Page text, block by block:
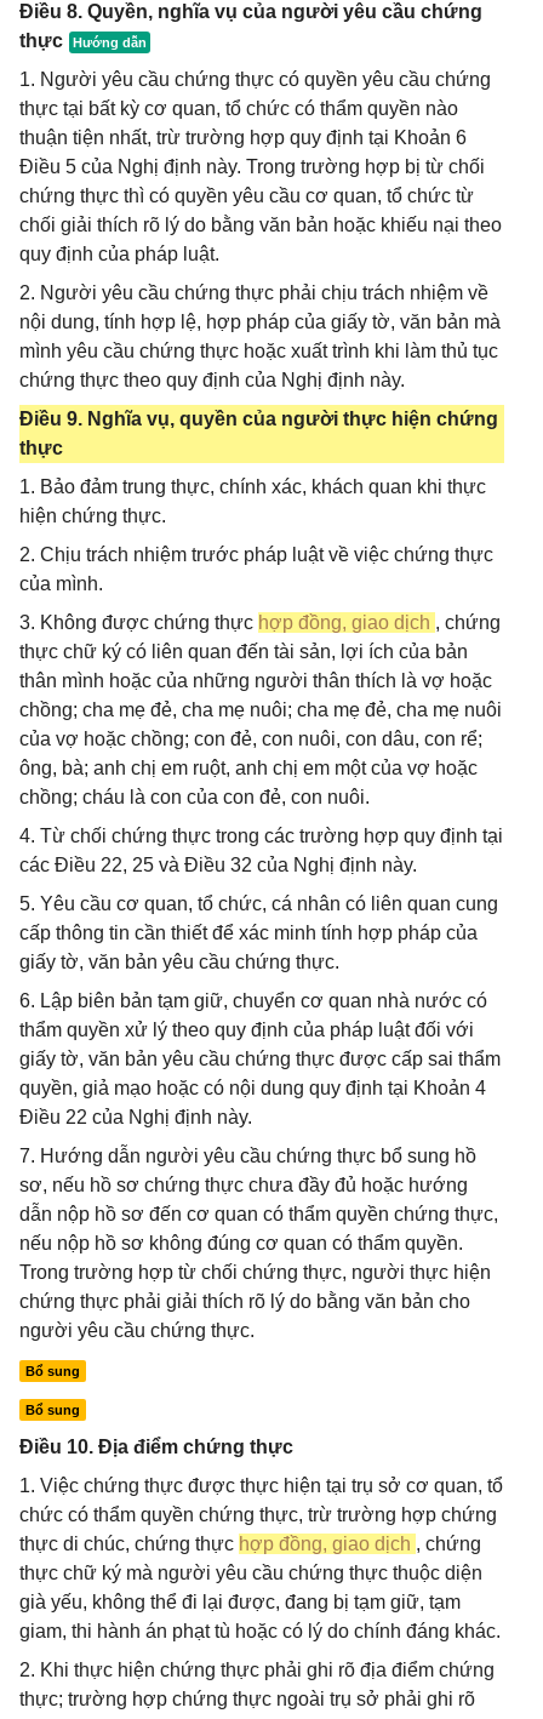
Điều 8. Quyền, nghĩa vụ của người yêu cầu chứng
thực
1. Người yêu cầu chứng thực có quyền yêu cầu chứng
thực tại bất kỳ cơ quan, tổ chức có thẩm quyền nào
thuận tiện nhất, trừ trường hợp quy định tại Khoản 6
Điều 5 của Nghị định này. Trong trường hợp bị từ chối
chứng thực thì có quyền yêu cầu cơ quan, tổ chức từ
chối giải thích rõ lý do bằng văn bản hoặc khiếu nại theo
quy định của pháp luật.
2. Người yêu cầu chứng thực phải chịu trách nhiệm về
nội dung, tính hợp lệ, hợp pháp của giấy tờ, văn bản mà
mình yêu cầu chứng thực hoặc xuất trình khi làm thủ tục
chứng thực theo quy định của Nghị định này.
Điều 9. Nghĩa vụ, quyền của người thực hiện chứng
thực
1. Bảo đảm trung thực, chính xác, khách quan khi thực
hiện chứng thực.
2. Chịu trách nhiệm trước pháp luật về việc chứng thực
của mình.
3. Không được chứng thực hợp đồng, giao dịch , chứng
thực chữ ký có liên quan đến tài sản, lợi ích của bản
thân mình hoặc của những người thân thích là vợ hoặc
chồng; cha mẹ đẻ, cha mẹ nuôi; cha mẹ đẻ, cha mẹ nuôi
của vợ hoặc chồng; con đẻ, con nuôi, con dâu, con rể;
ông, bà; anh chị em ruột, anh chị em một của vợ hoặc
chồng; cháu là con của con đẻ, con nuôi.
4. Từ chối chứng thực trong các trường hợp quy định tại
các Điều 22, 25 và Điều 32 của Nghị định này.
5. Yêu cầu cơ quan, tổ chức, cá nhân có liên quan cung
cấp thông tin cần thiết để xác minh tính hợp pháp của
giấy tờ, văn bản yêu cầu chứng thực.
6. Lập biên bản tạm giữ, chuyển cơ quan nhà nước có
thẩm quyền xử lý theo quy định của pháp luật đối với
giấy tờ, văn bản yêu cầu chứng thực được cấp sai thẩm
quyền, giả mạo hoặc có nội dung quy định tại Khoản 4
Điều 22 của Nghị định này.
7. Hướng dẫn người yêu cầu chứng thực bổ sung hồ
sơ, nếu hồ sơ chứng thực chưa đầy đủ hoặc hướng
dẫn nộp hồ sơ đến cơ quan có thẩm quyền chứng thực,
nếu nộp hồ sơ không đúng cơ quan có thẩm quyền.
Trong trường hợp từ chối chứng thực, người thực hiện
chứng thực phải giải thích rõ lý do bằng văn bản cho
người yêu cầu chứng thực.
Bổ sung
Bổ sung
Điều 10. Địa điểm chứng thực
1. Việc chứng thực được thực hiện tại trụ sở cơ quan, tổ
chức có thẩm quyền chứng thực, trừ trường hợp chứng
thực di chúc, chứng thực hợp đồng, giao dịch , chứng
thực chữ ký mà người yêu cầu chứng thực thuộc diện
già yếu, không thể đi lại được, đang bị tạm giữ, tạm
giam, thi hành án phạt tù hoặc có lý do chính đáng khác.
2. Khi thực hiện chứng thực phải ghi rõ địa điểm chứng
thực; trường hợp chứng thực ngoài trụ sở phải ghi rõ